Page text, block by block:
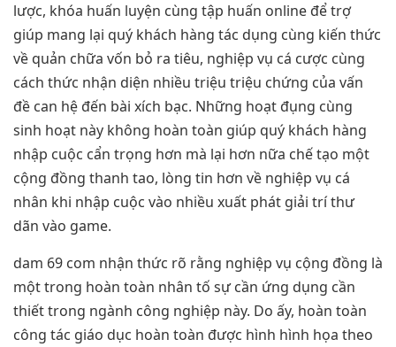
lược, khóa huấn luyện cùng tập huấn online để trợ
giúp mang lại quý khách hàng tác dụng cùng kiến thức
về quản chữa vốn bỏ ra tiêu, nghiệp vụ cá cược cùng
cách thức nhận diện nhiều triệu triệu chứng của vấn
đề can hệ đến bài xích bạc. Những hoạt đụng cùng
sinh hoạt này không hoàn toàn giúp quý khách hàng
nhập cuộc cẩn trọng hơn mà lại hơn nữa chế tạo một
cộng đồng thanh tao, lòng tin hơn về nghiệp vụ cá
nhân khi nhập cuộc vào nhiều xuất phát giải trí thư
dãn vào game.
dam 69 com nhận thức rõ rằng nghiệp vụ cộng đồng là
một trong hoàn toàn nhân tố sự cần ứng dụng cần
thiết trong ngành công nghiệp này. Do ấy, hoàn toàn
công tác giáo dục hoàn toàn được hình hình họa theo